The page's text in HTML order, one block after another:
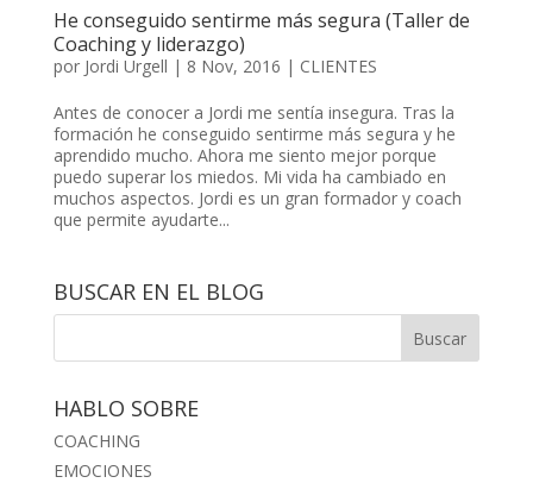
He conseguido sentirme más segura (Taller de
Coaching y liderazgo)
por Jordi Urgell | 8 Nov, 2016 | CLIENTES
Antes de conocer a Jordi me sentía insegura. Tras la
formación he conseguido sentirme más segura y he
aprendido mucho. Ahora me siento mejor porque
puedo superar los miedos. Mi vida ha cambiado en
muchos aspectos. Jordi es un gran formador y coach
que permite ayudarte...
BUSCAR EN EL BLOG
HABLO SOBRE
COACHING
EMOCIONES